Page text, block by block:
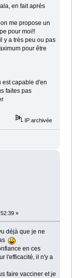
en fait aprés
me propose un
pour moi!!
y a très peu ou pas
pour être
est capable d'en
faites pas
IP archivée
»
déjà que je ne
en ces
l'efficacité, il n'y a
faire vacciner et je